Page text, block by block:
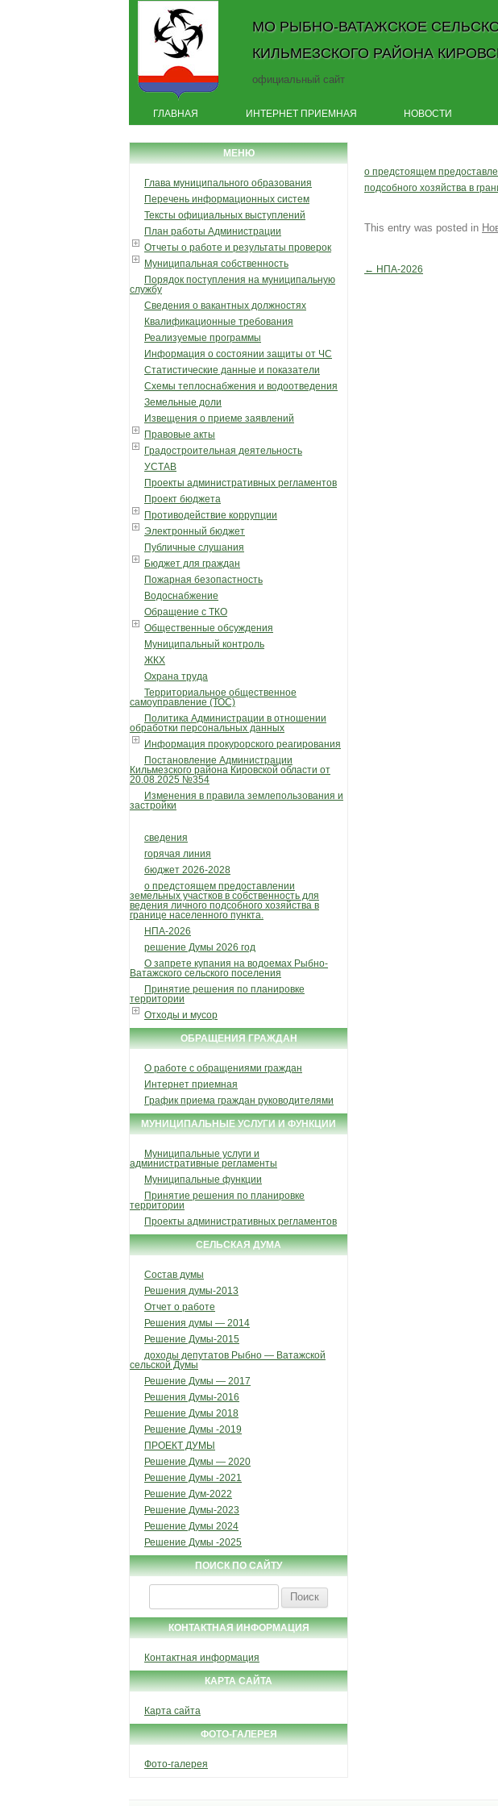
МО РЫБНО-ВАТАЖСКОЕ
КИЛЬМЕЗСКОГО РАЙОНА
официальный сайт
ГЛАВНАЯ ИНТЕРНЕТ ПРИЕМНАЯ НОВОСТИ
МЕНЮ
Глава муниципального образования
Перечень информационных систем
Тексты официальных выступлений
План работы Администрации
Отчеты о работе и результаты проверок
Муниципальная собственность
Порядок поступления на муниципальную
службу
Сведения о вакантных должностях
Квалификационные требования
Реализуемые программы
Информация о состоянии защиты от ЧС
Статистические данные и показатели
Схемы теплоснабжения и водоотведения
Земельные доли
Извещения о приеме заявлений
Правовые акты
Градостроительная деятельность
УСТАВ
Проекты административных регламентов
Проект бюджета
Противодействие коррупции
Электронный бюджет
Публичные слушания
Бюджет для граждан
Пожарная безопастность
Водоснабжение
Обращение с ТКО
Общественные обсуждения
Муниципальный контроль
ЖКХ
Охрана труда
Территориальное общественное
самоуправление (ТОС)
Политика Администрации в отношении
обработки персональных данных
Информация прокурорского реагирования
Постановление Администрации
Кильмезского района Кировской области от
20.08.2025 №354
Изменения в правила землепользования и
застройки
сведения
горячая линия
бюджет 2026-2028
о предстоящем предоставлении
земельных участков в собственность для
ведения личного подсобного хозяйства в
границе населенного пункта.
НПА-2026
решение Думы 2026 год
О запрете купания на водоемах Рыбно-
Ватажского сельского поселения
Принятие решения по планировке
территории
Отходы и мусор
ОБРАЩЕНИЯ ГРАЖДАН
О работе с обращениями граждан
Интернет приемная
График приема граждан руководителями
МУНИЦИПАЛЬНЫЕ УСЛУГИ И ФУНКЦИИ
Муниципальные услуги и
административные регламенты
Муниципальные функции
Принятие решения по планировке
территории
Проекты административных регламентов
СЕЛЬСКАЯ ДУМА
Состав думы
Решения думы-2013
Отчет о работе
Решения думы — 2014
Решение Думы-2015
доходы депутатов Рыбно — Ватажской
сельской Думы
Решение Думы — 2017
Решения Думы-2016
Решение Думы 2018
Решение Думы -2019
ПРОЕКТ ДУМЫ
Решение Думы — 2020
Решение Думы -2021
Решение Дум-2022
Решение Думы-2023
Решение Думы 2024
Решение Думы -2025
ПОИСК ПО САЙТУ
КОНТАКТНАЯ ИНФОРМАЦИЯ
Контактная информация
КАРТА САЙТА
Карта сайта
ФОТО-ГАЛЕРЕЯ
Фото-галерея
о предстоящем
подсобного хозяйства в
This entry was posted in
Post navigation
← НПА-2026